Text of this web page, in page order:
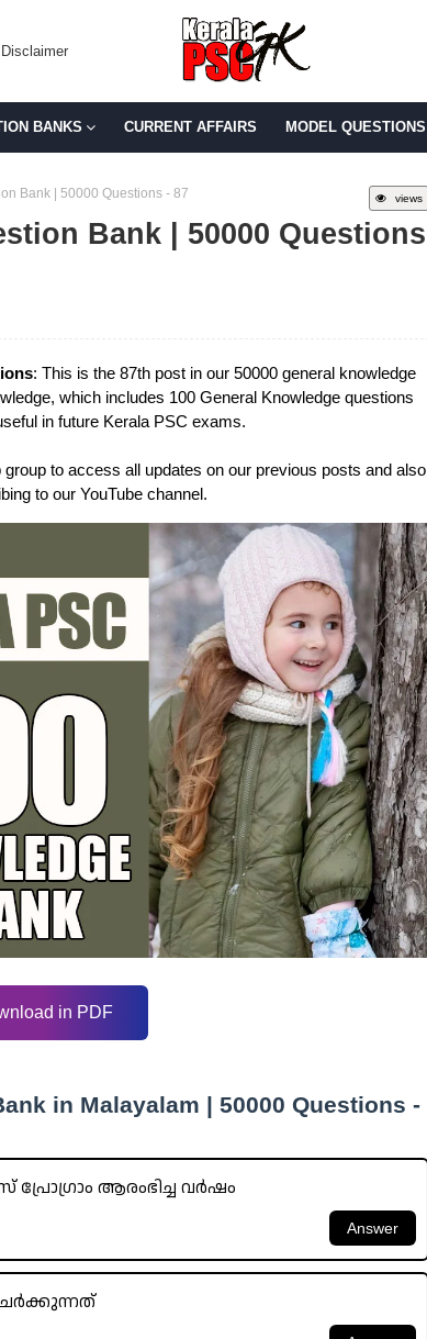
Disclaimer
BANKS CURRENT AFFAIRS MODEL QUESTIONS
views
Bank | 50000 Questions - 87
Bank | 50000 Questions
: This is the 87th post in our 50000 general knowledge
which includes 100 General Knowledge questions
in future Kerala PSC exams.
to access all updates on our previous posts and also
to our YouTube channel.
in PDF
in Malayalam | 50000 Questions -
ആരംഭിച്ച വർഷം